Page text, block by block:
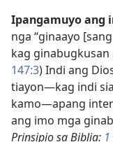
Ipangamuyo ang
nga “ginaayo
kag ginabugkusan
147:3) Indi ang
tiayon—kag indi
kamo—apang
ang imo mga
Prinsipio sa Biblia: